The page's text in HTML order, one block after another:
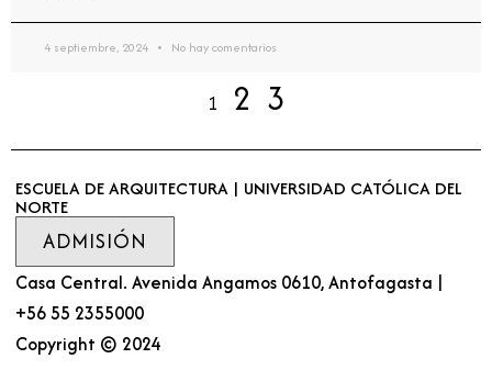
4 septiembre, 2024 No hay comentarios
1 2 3
ESCUELA DE ARQUITECTURA | UNIVERSIDAD CATÓLICA DEL
NORTE
ADMISIÓN
Casa Central. Avenida Angamos 0610, Antofagasta |
+56 55 2355000
Copyright © 2024